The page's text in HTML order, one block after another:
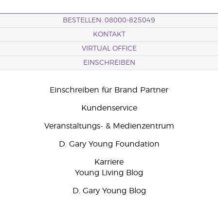
BESTELLEN: 08000-825049
KONTAKT
VIRTUAL OFFICE
EINSCHREIBEN
Einschreiben für Brand Partner
Kundenservice
Veranstaltungs- & Medienzentrum
D. Gary Young Foundation
Karriere
Young Living Blog
D. Gary Young Blog